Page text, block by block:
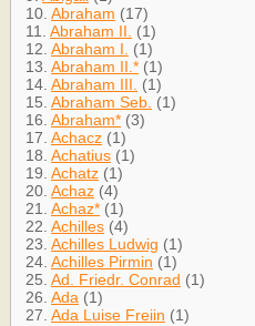
10. Abraham (17)
11. Abraham II.
(1)
12. Abraham I.
(1)
13. Abraham II.* (1)
14. Abraham III.
(1)
15. Abraham Seb. (1)
16. Abraham* (3)
17. Achacz (1)
18. Achatius (1)
19. Achatz (1)
20. Achaz (4)
21. Achaz* (1)
22. Achilles (4)
23. Achilles Ludwig (1)
24. Achilles Pirmin (1)
25. Ad. Friedr. Conrad (1)
26. Ada (1)
27. Ada Luise Freiin (1)